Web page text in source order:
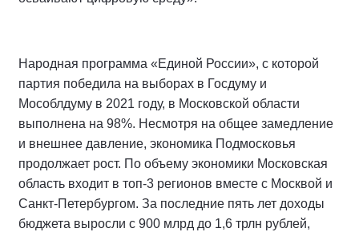
Народная программа «Единой России», с которой
партия победила на выборах в Госдуму и
Мособлдуму в 2021 году, в Московской области
выполнена на 98%. Несмотря на общее замедление
и внешнее давление, экономика Подмосковья
продолжает рост. По объему экономики Московская
область входит в топ-3 регионов вместе с Москвой и
Санкт-Петербургом. За последние пять лет доходы
бюджета выросли с 900 млрд до 1,6 трлн рублей,